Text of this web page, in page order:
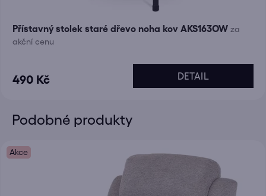
Přístavný stolek staré dřevo noha kov AKS163OW za
akční cenu
490 Kč DETAIL
Podobné produkty
Akce